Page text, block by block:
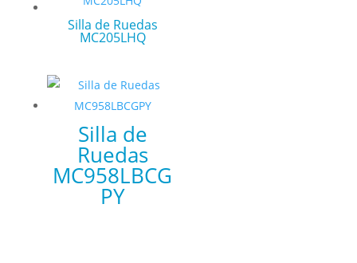
Silla de Ruedas
MC205LHQ
Silla de
Ruedas
MC958LBCG
PY